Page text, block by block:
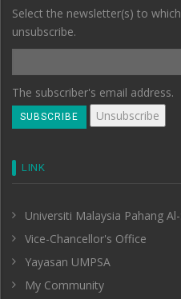
Select the newsletter(s) to
unsubscribe.
The subscriber's email address.
LINK
Universiti Malaysia Pahang
Vice-Chancellor's Office
Yayasan UMPSA
My Community